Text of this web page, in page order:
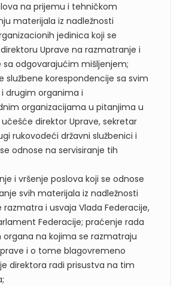
na prijemu i tehničkom
materijala iz nadležnosti
jedinica koji se
Uprave na razmatranje i
sa odgovarajućim mišljenjem;
službene korespondencije sa svim
drugim organima i
organizacijama u pitanjima u
direktor Uprave, sekretar
rukovodeći državni službenici i
odnose na servisiranje tih
i vršenje poslova koji se odnose
svih materijala iz nadležnosti
razmatra i usvaja Vlada Federacije,
Federacije; praćenje rada
organa na kojima se razmatraju
i o tome blagovremeno
direktora radi prisustva na tim